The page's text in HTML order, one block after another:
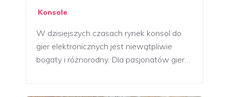
Konsole
W dzisiejszych czasach rynek konsol do
gier elektronicznych jest niewątpliwie
bogaty i różnorodny. Dla pasjonatów gier…